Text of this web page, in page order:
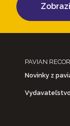
PAVIAN
Novinky z
Vydavateľstvo